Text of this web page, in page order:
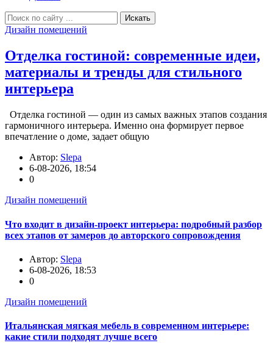
Искать
Дизайн помещений
Отделка гостиной: современные идеи,
материалы и тренды для стильного
интерьера
Отделка гостиной — один из самых важных этапов создания
гармоничного интерьера. Именно она формирует первое
впечатление о доме, задает общую
Автор: Slepa
6-08-2026, 18:54
0
Дизайн помещений
Что входит в дизайн-проект интерьера: подробный разбор
всех этапов от замеров до авторского сопровождения
Автор: Slepa
6-08-2026, 18:53
0
Дизайн помещений
Итальянская мягкая мебель в современном интерьере:
какие стили подходят лучше всего